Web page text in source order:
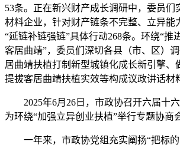
53条。正在新兴财产成长调研中，委员们
材料企业，针对财产链条不完整、立异能
“延链补链强链”具体行动268条。环绕“推
客居曲靖”，委员们深切各县（市、区）
居曲靖扶植打制新型城镇化成长新引擎、
提拔客居曲靖扶植实效等构成议政讲话材
2025年6月26日，市政协召开六届十六
为环绕“加强立异创业扶植”举行专题协商
一年来，市政协党组充实阐扬“把标的